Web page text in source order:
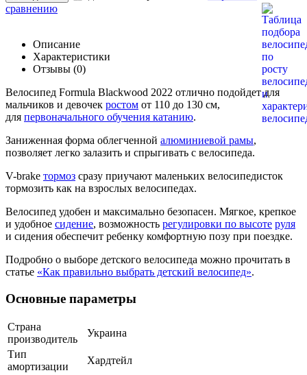
сравнению
Описание
Характеристики
Отзывы (0)
Велосипед Formula Blackwood 2022 отлично подойдет для
мальчиков и девочек ростом от 110 до 130 см,
для первоначального обучения катанию.
Заниженная форма облегченной алюминиевой рамы,
позволяет легко залазить и спрыгивать с велосипеда.
V-brake тормоз сразу приучают маленьких велосипедисток
тормозить как на взрослых велосипедах.
Велосипед удобен и максимально безопасен. Мягкое, крепкое
и удобное сидение, возможность регулировки по высоте руля
и сидения обеспечит ребенку комфортную позу при поездке.
Подробно о выборе детского велосипеда можно прочитать в
статье «Как правильно выбрать детский велосипед».
Основные параметры
Страна
производитель
Украина
Тип
амортизации
Хардтейл